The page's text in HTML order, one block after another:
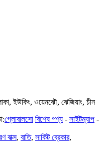
ইউকিং, ওয়েনঝৌ, ঝেজিয়াং, চীন
গ্লোবালসো বিশেষ পণ্য - সাইটম্যাপ -
বাক্স, বাতি, সার্কিট ব্রেকার,